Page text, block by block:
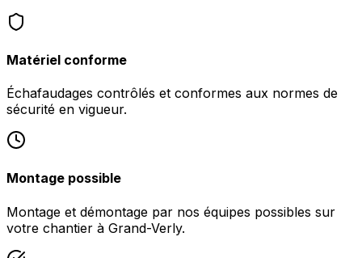
Matériel conforme
Échafaudages contrôlés et conformes aux normes de
sécurité en vigueur.
Montage possible
Montage et démontage par nos équipes possibles sur
votre chantier à Grand-Verly.